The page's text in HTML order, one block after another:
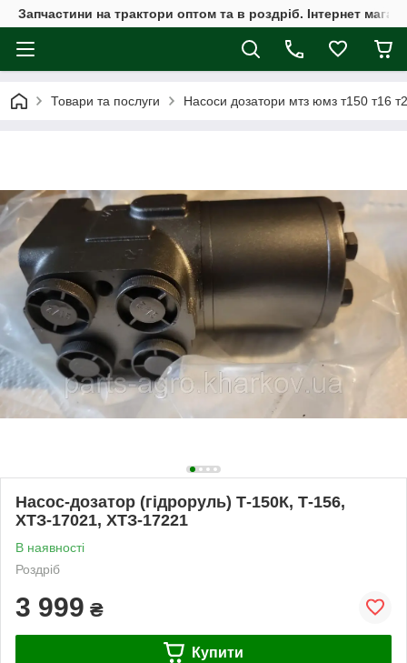
Запчастини на трактори оптом та в роздріб. Інтернет
Товари та послуги Насоси дозатори мтз юмз т150 т16
Насос-дозатор (гідроруль) Т-150К, Т-156,
ХТЗ-17021, ХТЗ-17221
В наявності
Роздріб
3 999 ₴
Купити